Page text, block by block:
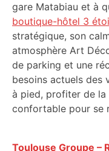
gare Matabiau et à
boutique-hôtel 3
stratégique, son
atmosphère Art
de parking et une
besoins actuels des
à pied, profiter de
confortable pour se
Toulouse Groupe –